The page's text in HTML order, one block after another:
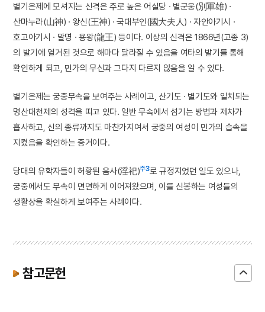
별기은제에 모셔지는 신격은 주로 높은 어실당 · 별군웅(別軍雄) ·
산마누라(山神) · 왕신(王神) · 국대부인(國大夫人) · 자안아기시 ·
호고아기시 · 말명 · 용왕(龍王) 등이다. 이상의 신격은 1866년(고종 3)
의 발기에 열거된 것으로 해마다 달라질 수 있음을 여타의 발기를 통해
확인하게 되고, 민가의 무신과 그다지 다르지 않음을 알 수 있다.
별기은제는 궁중무속을 보여주는 사례이고, 산기도 · 별기도와 일치되는
명산대천제의 성격을 띠고 있다. 일반 무속에서 섬기는 방법과 제차가
흡사하고, 신의 종류까지도 마찬가지여서 궁중의 여성이 민가의 습속을
지켰음을 확인하는 증거이다.
당대의 유학자들이 허황된 음사(淫祀)주3로 규정지었던 일도 있으나,
궁중에서도 무속이 면면하게 이어져왔으며, 이를 신봉하는 여성들의
생활상을 확실하게 보여주는 사례이다.
참고문헌